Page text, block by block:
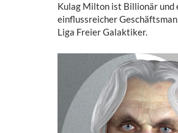
Kulag Milton ist Billionär und
einflussreicher
Liga Freier Galaktiker.